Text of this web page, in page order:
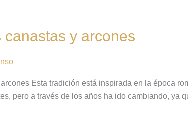
canastas y arcones
Esta tradición está inspirada en la época
pero a través de los años ha ido cambiando, ya